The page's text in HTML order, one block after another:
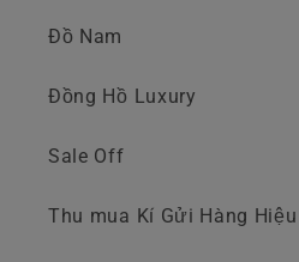
Đồ Nam
Đồng Hồ Luxury
Sale Off
Thu mua Kí Gửi Hàng Hiệu